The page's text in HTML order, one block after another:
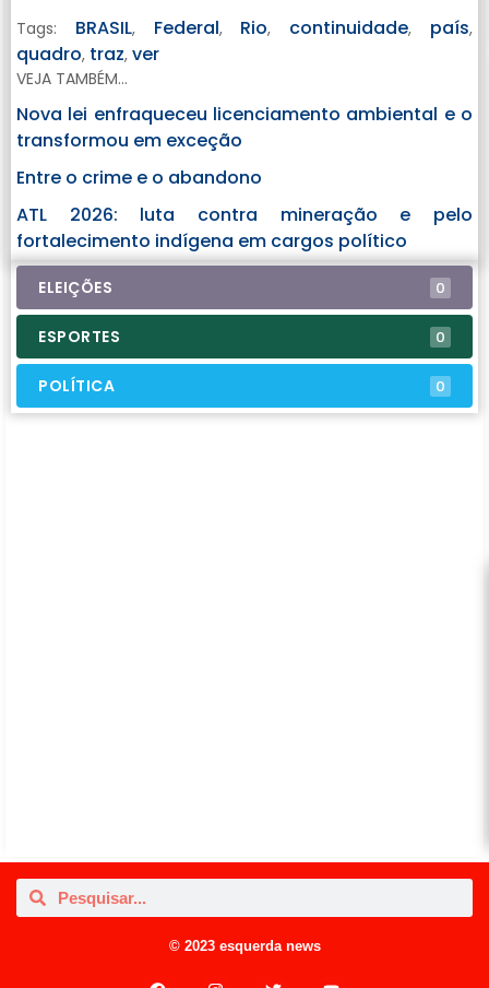
Tags: BRASIL, Federal, Rio, continuidade, país,
quadro, traz, ver
VEJA TAMBÉM...
Nova lei enfraqueceu licenciamento ambiental e o
transformou em exceção
Entre o crime e o abandono
ATL 2026: luta contra mineração e pelo
fortalecimento indígena em cargos político
ELEIÇÕES 0
ESPORTES 0
POLÍTICA 0
© 2023 esquerda news